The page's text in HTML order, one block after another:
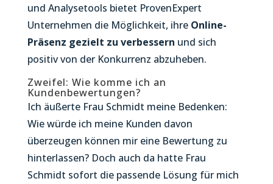
und Analysetools bietet ProvenExpert
Unternehmen die Möglichkeit, ihre Online-
Präsenz gezielt zu verbessern und sich
positiv von der Konkurrenz abzuheben.
Zweifel: Wie komme ich an
Kundenbewertungen?
Ich äußerte Frau Schmidt meine Bedenken:
Wie würde ich meine Kunden davon
überzeugen können mir eine Bewertung zu
hinterlassen? Doch auch da hatte Frau
Schmidt sofort die passende Lösung für mich